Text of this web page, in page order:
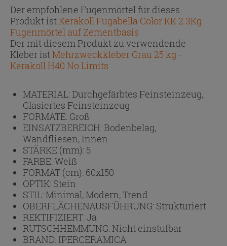
Der empfohlene Fugenmörtel für dieses
Produkt istKerakoll Fugabella Color KK 2 3Kg
Fugenmörtel auf Zementbasis
Der mit diesem Produkt zu verwendende
Kleber istMehrzweckkleber Grau 25 kg -
Kerakoll H40 No Limits
MATERIAL:Durchgefärbtes Feinsteinzeug,
Glasiertes Feinsteinzeug
FORMATE: Groß
EINSATZBEREICH:Bodenbelag,
Wandfliesen, Innen
STÄRKE (mm): 5
FARBE:Weiß
FORMAT (cm): 60x150
OPTIK: Stein
STIL:Minimal, Modern, Trend
OBERFLÄCHENAUSFÜHRUNG: Strukturiert
REKTIFIZIERT:Ja
RUTSCHHEMMUNG:Nicht einstufbar
BRAND: IPERCERAMICA